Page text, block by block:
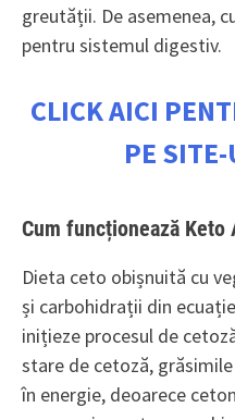
greutății. De asemenea,
pentru sistemul digestiv.
CLICK AICI
PE
Cum funcționează Keto
Dieta ceto obișnuită cu
și carbohidrații din
inițieze procesul de
stare de cetoză,
în energie, deoarece